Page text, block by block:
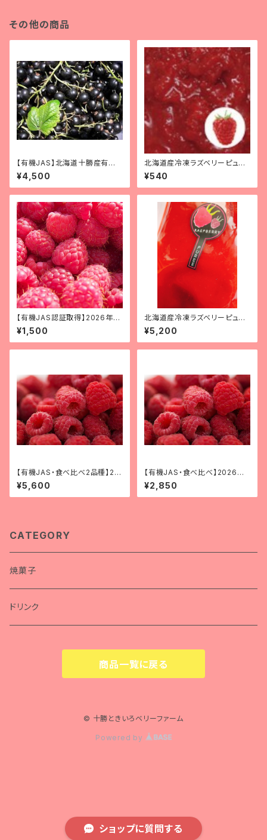
ショップに質問する
その他の商品
【有機JAS】北海道十勝産有機
冷凍カシス（サイズ混） [冷凍]
1kg
¥4,500
北海道産冷凍ラズベリーピュー
レ(100g)
¥540
【有機JAS認証取得】2026年産
北海道十勝産冷凍ラズベリー
250g
¥1,500
北海道産冷凍ラズベリーピュー
レ( 1kg ) 無糖 【冷凍便】
¥5,200
【有機JAS・食べ比べ2品種】20
26年産北海道十勝産冷凍ラズ
ベリー １kg（500g×2品種）
¥5,600
【有機JAS・食べ比べ】2026年
産北海道十勝産冷凍ラズベリ
ー 500ℊ（250g×2品種）
¥2,850
CATEGORY
焼菓子
ドリンク
商品一覧に戻る
© 十勝ときいろベリーファーム
Powered by